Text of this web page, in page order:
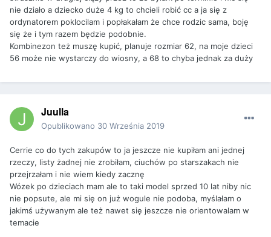
nie działo a dziecko duże 4 kg to chcieli robić cc a ja się z
ordynatorem poklocilam i popłakałam że chce rodzic sama, boję
się że i tym razem będzie podobnie.
Kombinezon też muszę kupić, planuje rozmiar 62, na moje dzieci
56 może nie wystarczy do wiosny, a 68 to chyba jednak za duży
Juulla
Opublikowano 30 Września 2019
Cerrie co do tych zakupów to ja jeszcze nie kupiłam ani jednej
rzeczy, listy żadnej nie zrobiłam, ciuchów po starszakach nie
przejrzałam i nie wiem kiedy zacznę
Wózek po dzieciach mam ale to taki model sprzed 10 lat niby nic
nie popsute, ale mi się on już wogule nie podoba, myślałam o
jakimś używanym ale też nawet się jeszcze nie orientowalam w
temacie